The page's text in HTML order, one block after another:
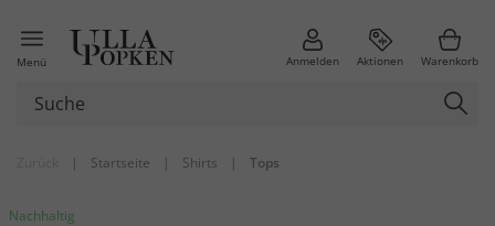
Menü Anmelden Aktionen Warenkorb
| Startseite | Shirts | Tops
Nachhaltig